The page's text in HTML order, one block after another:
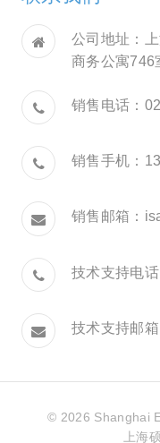
公司地址：
商务公寓746
销售电话：
销售手机：
销售邮箱：
技术支持电
技术支持邮
© 2026 Shanghai
上海